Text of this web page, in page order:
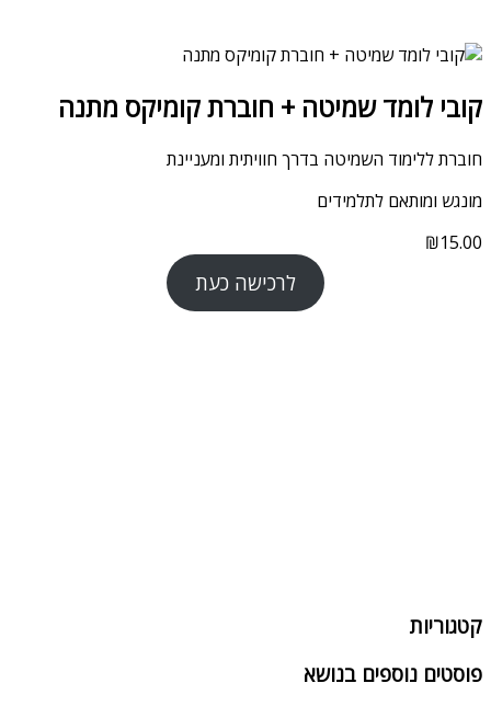
קובי לומד שמיטה + חוברת קומיקס מתנה
חוברת ללימוד השמיטה בדרך חוויתית ומעניינת
מונגש ומותאם לתלמידים
₪15.00
לרכישה כעת
קטגוריות
פוסטים נוספים בנושא